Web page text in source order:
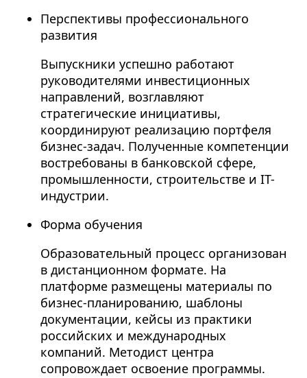
Перспективы профессионального
развития
Выпускники успешно работают
руководителями инвестиционных
направлений, возглавляют
стратегические инициативы,
координируют реализацию портфеля
бизнес-задач. Полученные компетенции
востребованы в банковской сфере,
промышленности, строительстве и IT-
индустрии.
Форма обучения
Образовательный процесс организован
в дистанционном формате. На
платформе размещены материалы по
бизнес-планированию, шаблоны
документации, кейсы из практики
российских и международных
компаний. Методист центра
сопровождает освоение программы.